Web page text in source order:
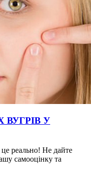
ВУГРІВ У
це реально! Не дайте
самооцінку та